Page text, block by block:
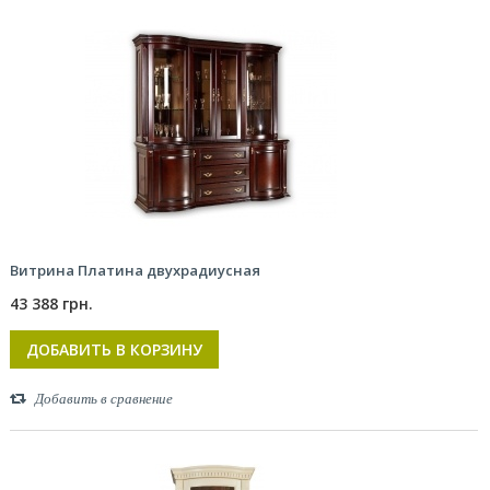
Витрина Платина двухрадиусная
43 388 грн.
ДОБАВИТЬ В КОРЗИНУ
Добавить в сравнение